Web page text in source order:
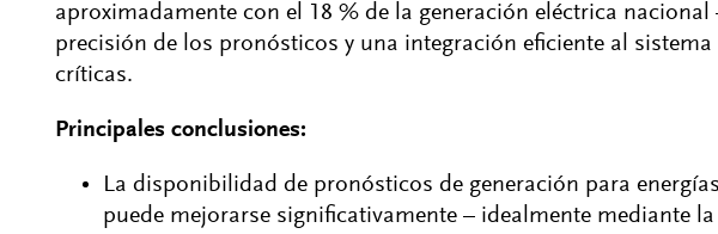
aproximadamente con el 18 % de la generación eléctrica nacional
precisión de los pronósticos y una integración eficiente al sistema
críticas.
Principales conclusiones:
La disponibilidad de pronósticos de generación para
puede mejorarse significativamente – idealmente mediante